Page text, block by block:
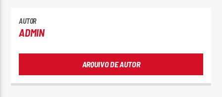
AUTOR
ADMIN
ARQUIVO DE AUTOR